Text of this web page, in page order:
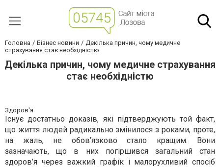
Головна Бізнес новини
Декілька причин, чому медичне
страхування стає необхідністю
Декілька причин, чому медичне страхування
стає необхідністю
Здоров'я
Існує достатньо доказів, які підтверджують той факт,
що життя людей радикально змінилося з роками, проте,
на жаль, не обов’язково стало кращим. Вони
зазначають, що в них погіршився загальний стан
здоров’я через важкий графік і малорухливий спосіб